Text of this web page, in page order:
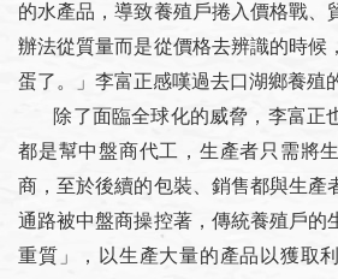
的水產品，導致養殖戶捲入價格戰、
辦法從質量而是從價格去辨識的時候
蛋了。」李富正感嘆過去口湖鄉養殖
除了面臨全球化的威脅，李富正
都是幫中盤商代工，生產者只需將
商，至於後續的包裝、銷售都與生產
通路被中盤商操控著，傳統養殖戶的
重質」，以生產大量的產品以獲取